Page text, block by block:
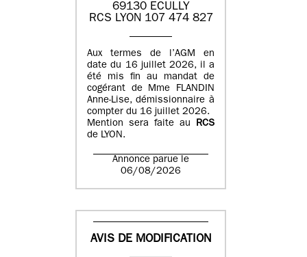
69130 ECULLY
RCS LYON 107 474 827
Aux termes de l’AGM en
date du 16 juillet 2026, il a
été mis fin au mandat de
cogérant de Mme FLANDIN
Anne-Lise, démissionnaire à
compter du 16 juillet 2026.
Mention sera faite au RCS
de LYON.
Annonce parue le
06/08/2026
AVIS DE MODIFICATION